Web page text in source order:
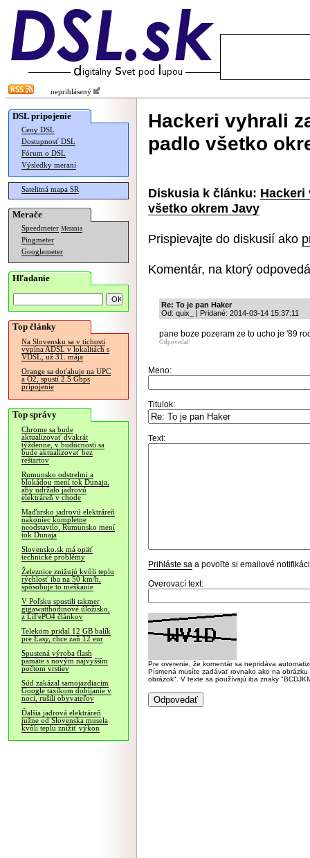
neprihlásený
DSL pripojenie
Ceny DSL
Dostupnosť DSL
Fórum o DSL
Výsledky meraní
Satelitná mapa SR
Merače
Speedmeter Merania
Pingmeter
Googlemeter
Hľadanie
Top články
Na Slovensku sa v tichosti
vypína ADSL v lokalitách s
VDSL, už 31. mája
Orange sa doťahuje na UPC
a O2, spustí 2.5 Gbps
pripojenie
Top správy
Chrome sa bude
aktualizovať dvakrát
týždenne, v budúcnosti sa
bude aktualizovať bez
reštartov
Rumunsko odstrelmi a
blokádou mení tok Dunaja,
aby udržalo jadrovú
elektráreň v chode
Maďarsko jadrovú elektráreň
nakoniec kompletne
neodstavilo, Rumunsko mení
tok Dunaja
Slovensko.sk má opäť
technické problémy
Železnice znižujú kvôli teplu
rýchlosť iba na 50 km/h,
spôsobuje to meškanie
V Poľsku spustili takmer
gigawatthodinové úložisko,
z LiFePO4 článkov
Telekom pridal 12 GB balík
pre Easy, chce zaň 12 eur
Spustená výroba flash
pamäte s novým najvyšším
počtom vrstiev
Súd zakázal samojazdiacim
Google taxíkom dobíjanie v
noci, rušili obyvateľov
Ďalšia jadrová elektráreň
južne od Slovenska musela
kvôli teplu znížiť výkon
Hackeri vyhrali
padlo všetko
Diskusia k článku: Hackeri
všetko okrem Javy
Prispievajte do diskusií ako
Komentár, na ktorý
Re: To je pan Haker
Od: quix_ | Pridané: 2014-03-14 15:37:11
pane boze pozeram ze to ucho je '89
Odpovedať
Meno:
Titulok:
Text:
Prihláste sa a povoľte si emailové
Overovací text:
Pre overenie, že komentár sa nepridáva
Písmená musíte zadávať rovnako ako na
obrázok". V texte sa používajú iba znaky